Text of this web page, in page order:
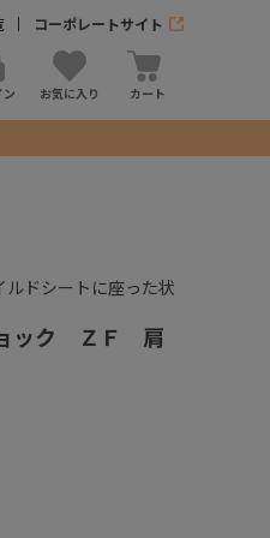
コーポレートサイト
ン お気に入り カート
ドシートに座った状
ック ＺＦ 肩